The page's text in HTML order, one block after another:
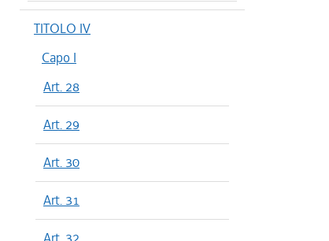
TITOLO IV
Capo I
Art. 28
Art. 29
Art. 30
Art. 31